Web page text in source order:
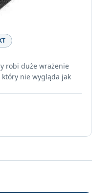
robi duże wrażenie
który nie wygląda jak